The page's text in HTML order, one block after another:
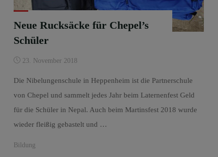
Neue Rucksäcke für Chepel’s
Schüler
23. November 2018
Die Nibelungenschule in Heppenheim ist die Partnerschule
von Chepel und sammelt jedes Jahr beim Laternenfest Geld
für die Schüler in Nepal. Auch beim Martinsfest 2018 wurde
wieder fleißig gebastelt und …
Bildung